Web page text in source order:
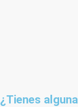
¿Tienes